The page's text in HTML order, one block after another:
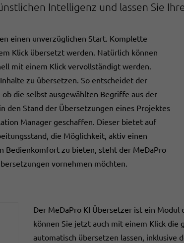
Intelligenz und lassen Sie
einen unverzüglichen Start. Komplette
Klick übersetzt werden. Natürlich können
mit einem Klick vervollständigt werden.
zu übersetzen. So entscheidet der
die selbst ausgewählten Begriffe aus der
den Stand der Übersetzungen eines Projektes
Manager geschaffen. Dieser bietet auf
die Möglichkeit, aktiv einen
Bedienkomfort zu bieten, steht der MeDaPro
vornehmen möchten.
Der MeDaPro KI Übersetzer ist ein
können Sie jetzt auch mit einem Klick
automatisch übersetzen lassen,